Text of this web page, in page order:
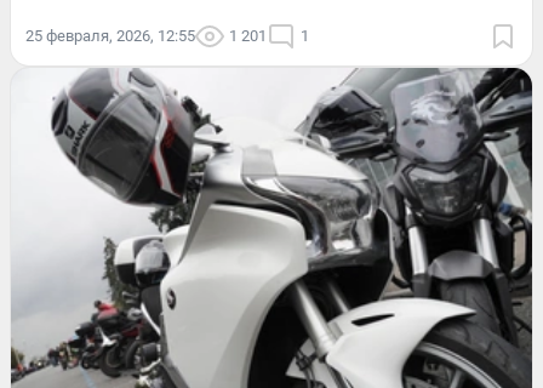
25 февраля, 2026, 12:55 1 201 1